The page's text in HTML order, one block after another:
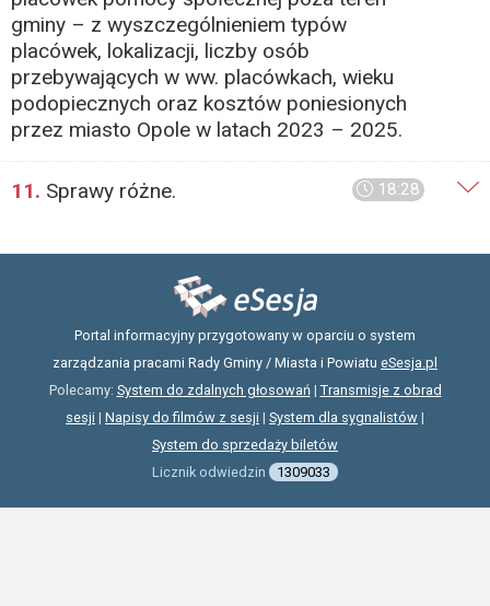
gminy – z wyszczególnieniem typów
placówek, lokalizacji, liczby osób
przebywających w ww. placówkach, wieku
podopiecznych oraz kosztów poniesionych
przez miasto Opole w latach 2023 – 2025.
18:28
11. Sprawy różne.
Portal informacyjny przygotowany w oparciu o system
zarządzania pracami Rady Gminy / Miasta i Powiatu eSesja.pl
Polecamy: System do zdalnych głosowań| Transmisje z obrad
sesji | Napisy do filmów z sesji | System dla sygnalistów |
System do sprzedaży biletów
Licznik odwiedzin
1309033